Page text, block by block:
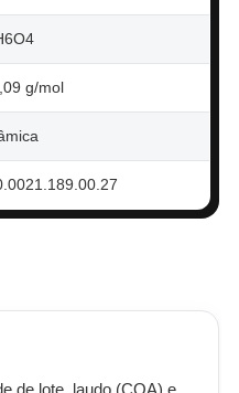
g/mol
de lote, laudo (COA) e